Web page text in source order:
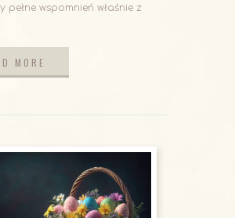
pełne wspomnień właśnie z
MORE